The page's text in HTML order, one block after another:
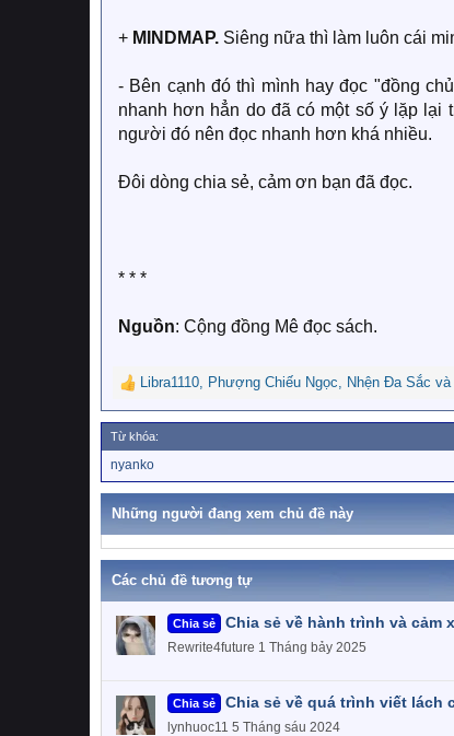
+ MINDMAP. Siêng nữa thì làm luôn cái
- Bên cạnh đó thì mình hay đọc "đồng
nhanh hơn hẳn do đã có một số ý lặp lại
người đó nên đọc nhanh hơn khá nhiều.
Đôi dòng chia sẻ, cảm ơn bạn đã đọc.
* * *
Nguồn: Cộng đồng Mê đọc sách.
R
e
a
c
t
o
s
Libra1110, Phượng Chiếu Ngọc, Nhện Đa Sắc và
Từ khóa:
ừ
k
nyanko
Những người đang xem chủ đề này
Các chủ đề tương tự
Chia sẻ Chia sẻ về hành trình và cảm
Rewrite4future 1 Tháng bảy 2025
Chia sẻ Chia sẻ về quá trình viết lách
lynhuoc11 5 Tháng sáu 2024